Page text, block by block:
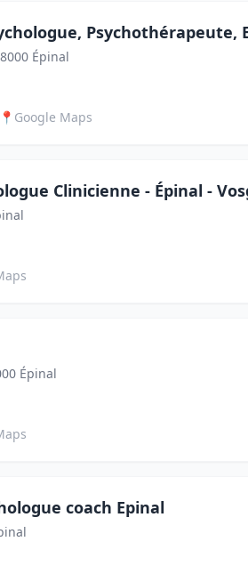
Psychothérapeute,
Épinal
📍 Google Maps
Clinicienne - Épinal -
Épinal
coach Epinal